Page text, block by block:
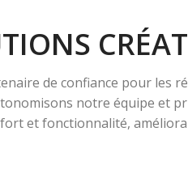
de confiance pour les
notre équipe et
et fonctionnalité,